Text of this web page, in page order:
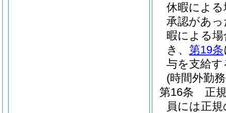
休暇によ
承認があ
暇による
き、 第19条
与を支給す
(時間外勤
第16条
正
員には正